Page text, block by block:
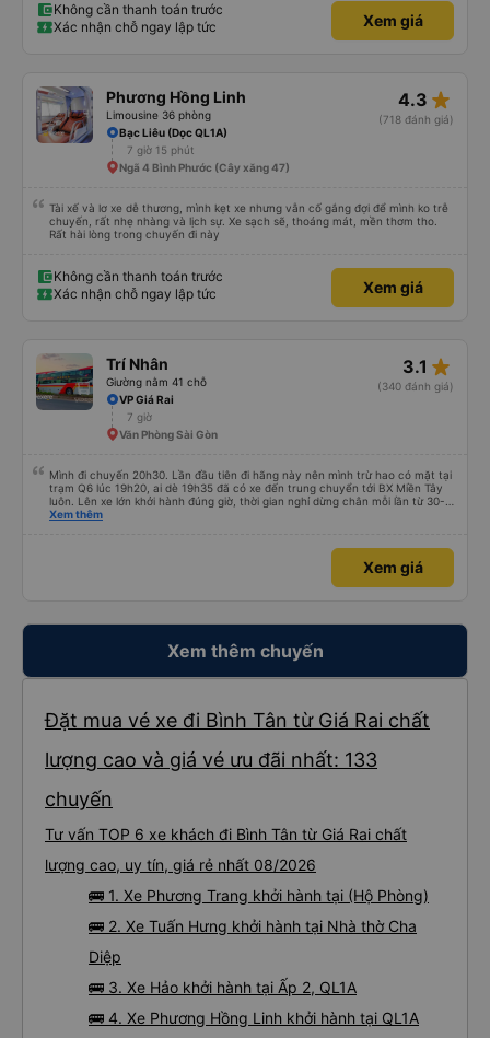
Không cần thanh toán trước
Xác nhận chỗ ngay lập tức
Xem giá
Phương Hồng Linh
Limousine 36 phòng
4.3 star_rate
(718 đánh giá)
Bạc Liêu (Dọc QL1A)
7 giờ 15 phút
Ngã 4 Bình Phước (Cây xăng 47)
Tài xế và lơ xe dễ thương, mình kẹt xe nhưng vẫn cố gắng đợi để mình ko trễ
chuyến, rất nhẹ nhàng và lịch sự. Xe sạch sẽ, thoáng mát, mền thơm tho.
Rất hài lòng trong chuyến đi này
Không cần thanh toán trước
Xác nhận chỗ ngay lập tức
Xem giá
Trí Nhân
Giường nằm 41 chỗ
3.1 star_rate
(340 đánh giá)
VP Giá Rai
7 giờ
Văn Phòng Sài Gòn
Mình đi chuyến 20h30. Lần đầu tiên đi hãng này nên mình trừ hao có mặt tại
trạm Q6 lúc 19h20, ai dè 19h35 đã có xe đến trung chuyển tới BX Miền Tây
luôn. Lên xe lớn khởi hành đúng giờ, thời gian nghỉ dừng chân mỗi lần từ 30-
45 phút. Đến trạm Giá Rai thì có xe trung chuyển chờ sẵn chở đến nơi.
Xem thêm
Xem giá
Xem thêm chuyến
Đặt mua vé xe đi Bình Tân từ Giá Rai chất
lượng cao và giá vé ưu đãi nhất: 133
chuyến
Tư vấn TOP 6 xe khách đi Bình Tân từ Giá Rai chất
lượng cao, uy tín, giá rẻ nhất 08/2026
🚌 1. Xe Phương Trang khởi hành tại (Hộ Phòng)
🚌 2. Xe Tuấn Hưng khởi hành tại Nhà thờ Cha
Diệp
🚌 3. Xe Hảo khởi hành tại Ấp 2, QL1A
🚌 4. Xe Phương Hồng Linh khởi hành tại QL1A